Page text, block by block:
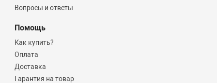
Вопросы и ответы
Помощь
Как купить?
Оплата
Доставка
Гарантия на товар